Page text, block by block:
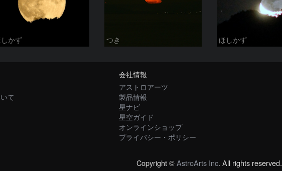
かず つき ほしかず
て
会社情報
アストロアーツ
製品情報
星ナビ
星空ガイド
オンラインショップ
プライバシー・ポリシー
Copyright ©AstroArts Inc. All rights reserved.